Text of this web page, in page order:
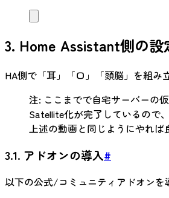
3. Home Assistant側の設
HA側で「耳」「口」「頭脳」を組み
注: ここまでで自宅サーバーの
Satellite化が完了しているので
上述の動画と同じようにやれば
3.1. アドオンの導入#
以下の公式/コミュニティアドオンを